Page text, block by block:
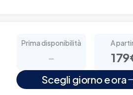
Prima disponibilità
-
A
Scegli giorno e ora